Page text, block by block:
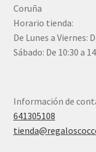
Coruña
Horario tienda:
De Lunes a Viernes:
Sábado: De 10:30 a
Información de
641305108